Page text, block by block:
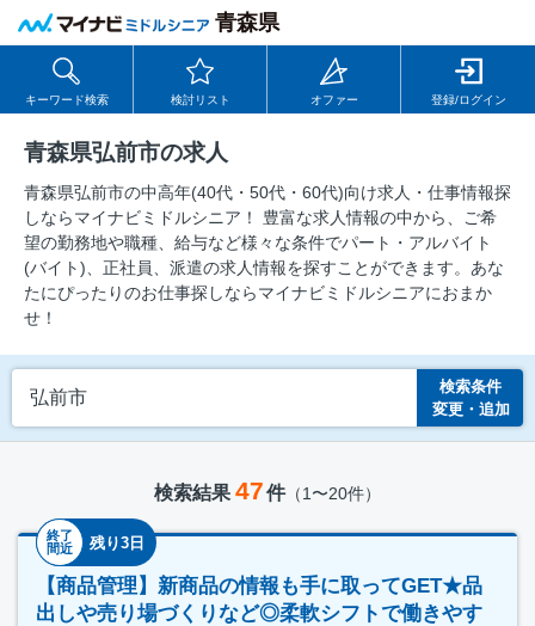
青森県
キーワード検索 検討リスト オファー 登録/ログイン
青森県弘前市の求人
青森県弘前市の中⾼年(40代・50代・60代)向け求⼈・仕事情報探
しならマイナビミドルシニア！ 豊富な求人情報の中から、ご希
望の勤務地や職種、給与など様々な条件でパート・アルバイト
(バイト)、正社員、派遣の求人情報を探すことができます。あな
たにぴったりのお仕事探しならマイナビミドルシニアにおまか
せ！
弘前市
検索条件
変更・追加
検索結果 47件（1〜20件）
終了
間近
残り3日
【商品管理】新商品の情報も手に取ってGET★品
出しや売り場づくりなど◎柔軟シフトで働きやす